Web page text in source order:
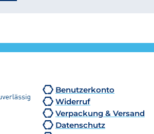
längste Seite (max. 2.000 mm)
Benutzerkonto
Widerruf
Verpackung & Versand
Datenschutz